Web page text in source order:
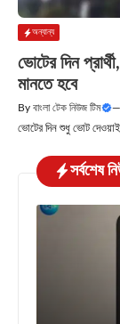
অন্যান্য
ভোটের দিন
মানতে হবে
By বাংলা টেক নিউজ টিম —
ভোটের দিন শুধু ভোট
সর্বশেষ